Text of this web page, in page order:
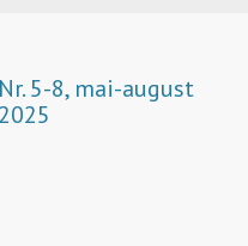
5-8, mai-august